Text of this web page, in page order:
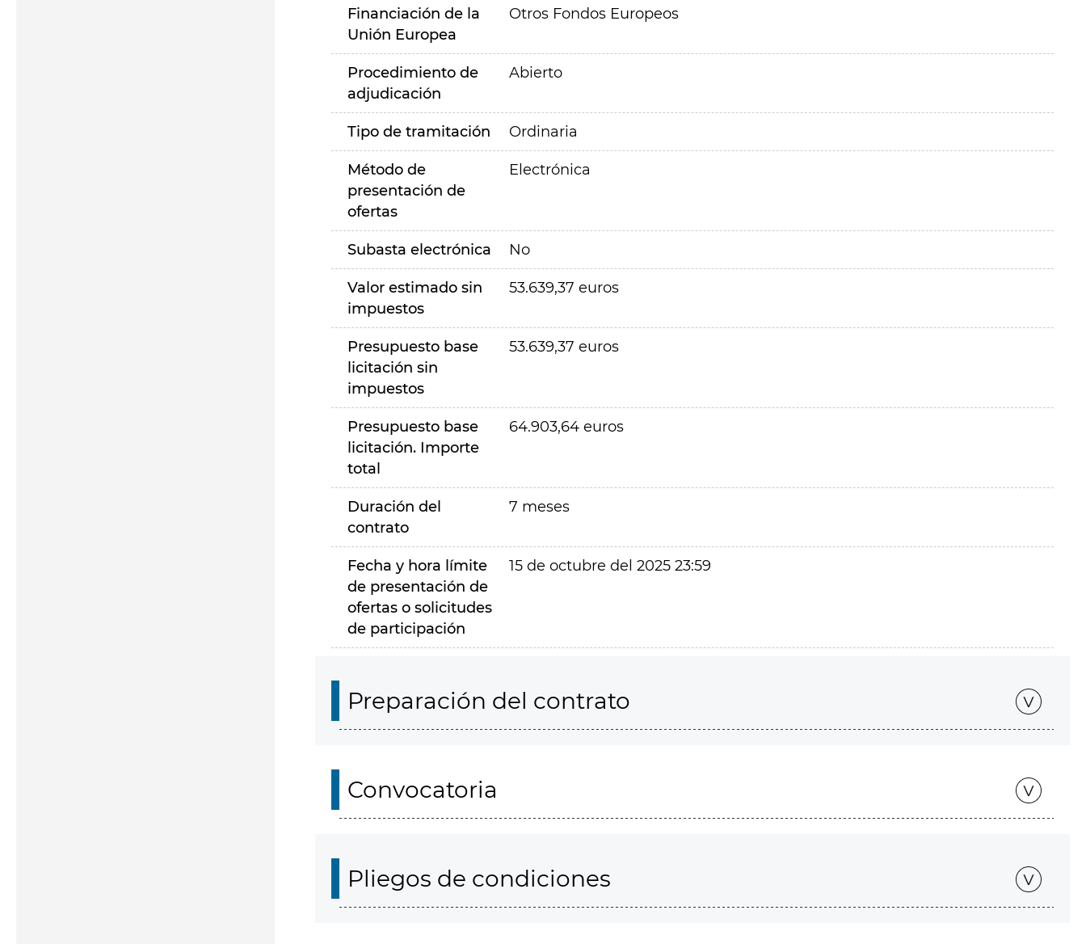
Financiación de la
Unión Europea
Otros Fondos Europeos
Procedimiento de
adjudicación
Abierto
Tipo de tramitación Ordinaria
Método de
presentación de
ofertas
Electrónica
Subasta electrónica No
Valor estimado sin
impuestos
53.639,37 euros
Presupuesto base
licitación sin
impuestos
53.639,37 euros
Presupuesto base
licitación. Importe
total
64.903,64 euros
Duración del
contrato
7 meses
Fecha y hora límite
de presentación de
ofertas o solicitudes
de participación
15 de octubre del 2025 23:59
Preparación del contrato
Convocatoria
Pliegos de condiciones